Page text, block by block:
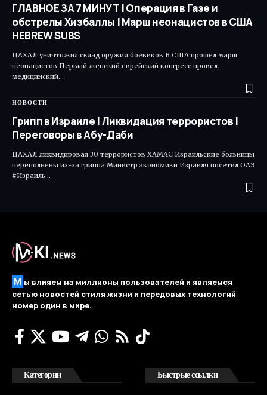
ГЛАВНОЕ ЗА 7 МИНУТ | Операция в Газе и
обстрелы Хизбаллы | Марш неонацистов в США
HEBREW SUBS
ЦАХАЛ уничтожил склад оружия боевиков В США прошёл марш
неонацистов Первый женский еврейский конгресс провел
медицинский…
НОВОСТИ
Грипп в Израиле | Ликвидация террористов |
Переговоры в Абу-Даби
ЦАХАЛ ликвидировал 30 террористов ХАМАС Израильские больницы
переполнены из-за гриппа Министр экономики Израиля посетил ОАЭ
#Израиль…
М ы влияем на миллионы пользователей и являемся
сетью новостей стиля жизни и передовых технологий
номер один в мире.
Категории Быстрые ссылки